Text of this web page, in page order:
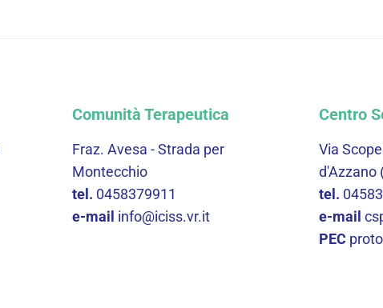
Comunità Terapeutica
Fraz. Avesa - Strada per
Montecchio
tel. 0458379911
e-mail info@iciss.vr.it
Centro
Via
d'Azzano
tel.
e-mail
PEC